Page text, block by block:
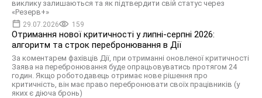
виклику залишаються та як підтвердити свій статус через
«Резерв+»
29.07.2026 159
Отримання нової критичності у липні-серпні 2026:
алгоритм та строк перебронювання в Дії
За коментарем фахівців Дії, при отриманні оновленої критичності
Заява на перебронювання буде опрацьовуватись протягом 24
годин. Якщо роботодавець отримає нове рішення про
критичність, він має право перебронювати своїх працівників (у
яких є діюча бронь)